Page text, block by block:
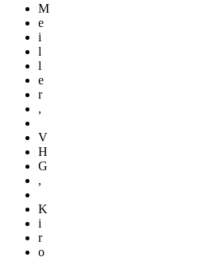
M
e
i
l
l
e
r
,
V
H
G
,
K
i
r
o